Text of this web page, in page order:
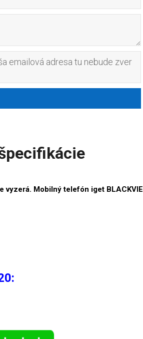
emailová adresa tu nebude zver
vyzerá. Mobilný telefón iget BLACKVIE